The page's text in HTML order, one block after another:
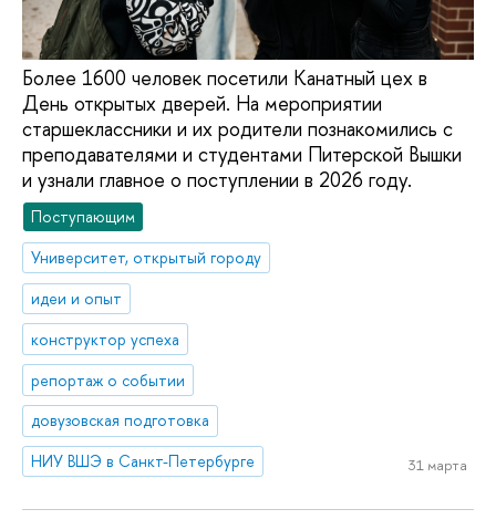
Более 1600 человек посетили Канатный цех в
День открытых дверей. На мероприятии
старшеклассники и их родители познакомились с
преподавателями и студентами Питерской Вышки
и узнали главное о поступлении в 2026 году.
Поступающим
Университет, открытый городу
идеи и опыт
конструктор успеха
репортаж о событии
довузовская подготовка
НИУ ВШЭ в Санкт-Петербурге
31 марта